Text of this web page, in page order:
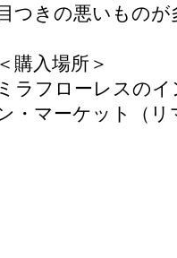
つきの悪いものが
＜購入場所＞
ミラフローレスの
・マーケット（リ